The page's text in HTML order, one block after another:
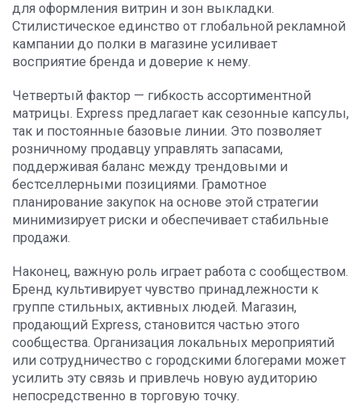
для оформления витрин и зон выкладки.
Стилистическое единство от глобальной рекламной
кампании до полки в магазине усиливает
восприятие бренда и доверие к нему.
Четвертый фактор — гибкость ассортиментной
матрицы. Express предлагает как сезонные капсулы,
так и постоянные базовые линии. Это позволяет
розничному продавцу управлять запасами,
поддерживая баланс между трендовыми и
бестселлерными позициями. Грамотное
планирование закупок на основе этой стратегии
минимизирует риски и обеспечивает стабильные
продажи.
Наконец, важную роль играет работа с сообществом.
Бренд культивирует чувство принадлежности к
группе стильных, активных людей. Магазин,
продающий Express, становится частью этого
сообщества. Организация локальных мероприятий
или сотрудничество с городскими блогерами может
усилить эту связь и привлечь новую аудиторию
непосредственно в торговую точку.